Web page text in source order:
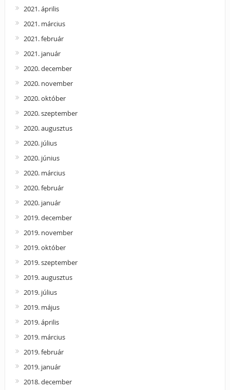
2021. április
2021. március
2021. február
2021. január
2020. december
2020. november
2020. október
2020. szeptember
2020. augusztus
2020. július
2020. június
2020. március
2020. február
2020. január
2019. december
2019. november
2019. október
2019. szeptember
2019. augusztus
2019. július
2019. május
2019. április
2019. március
2019. február
2019. január
2018. december